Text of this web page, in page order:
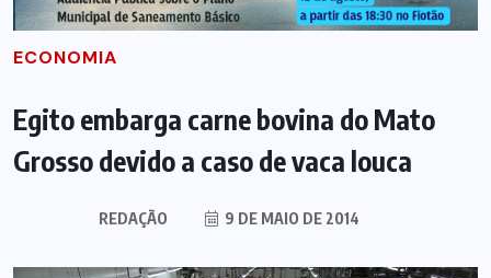
ECONOMIA
Egito embarga carne bovina do Mato
Grosso devido a caso de vaca louca
REDAÇÃO 9 DE MAIO DE 2014